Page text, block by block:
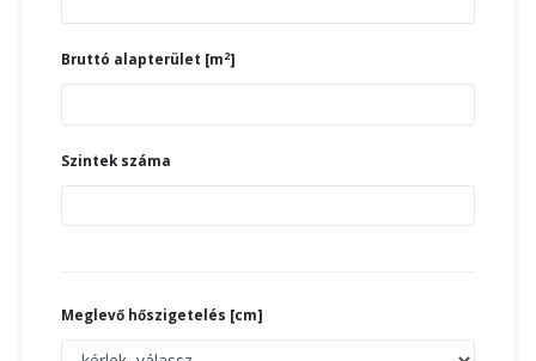
Bruttó alapterület [m2]
Szintek száma
Meglevő hőszigetelés [cm]